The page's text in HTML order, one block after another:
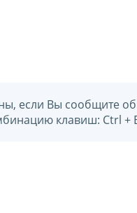
если Вы сообщите
клавиш: Ctrl +